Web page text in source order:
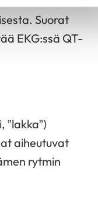
Suorat
EKG:ssä QT-
”lakka”)
aiheutuvat
rytmin